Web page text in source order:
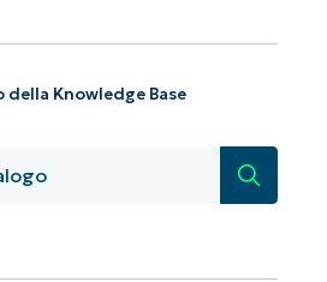
della Knowledge Base
Ricerca
analisi KB guidate
carta di credito e si ha